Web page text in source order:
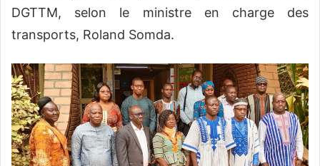
DGTTM, selon le ministre en charge des
transports, Roland Somda.